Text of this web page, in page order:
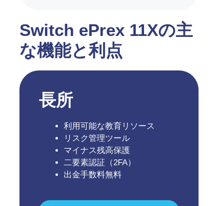
Switch ePrex 11Xの主
な機能と利点
長所
利用可能な教育リソース
リスク管理ツール
マイナス残高保護
二要素認証（2FA）
出金手数料無料